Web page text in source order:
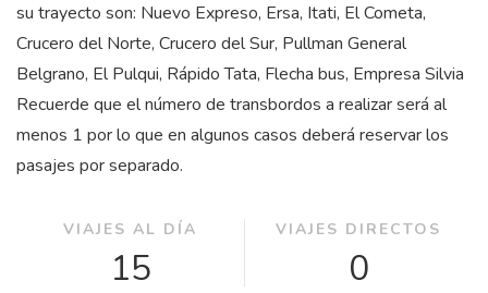
su trayecto son: Nuevo Expreso, Ersa, Itati, El Cometa,
Crucero del Norte, Crucero del Sur, Pullman General
Belgrano, El Pulqui, Rápido Tata, Flecha bus, Empresa Silvia
Recuerde que el número de transbordos a realizar será al
menos 1 por lo que en algunos casos deberá reservar los
pasajes por separado.
VIAJES AL DÍA
15
VIAJES DIRECTOS
0